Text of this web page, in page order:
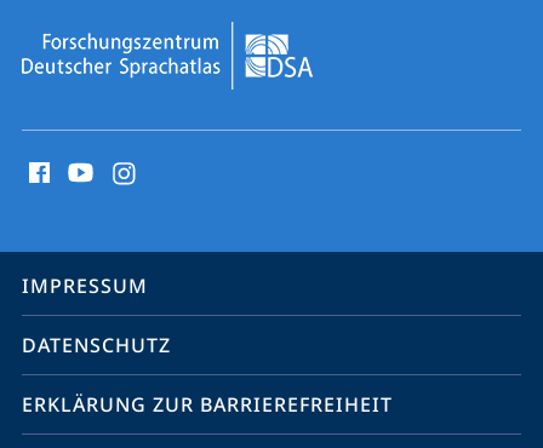
Media
Service-
Navigation
IMPRESSUM
DATENSCHUTZ
ERKLÄRUNG ZUR BARRIEREFREIHEIT